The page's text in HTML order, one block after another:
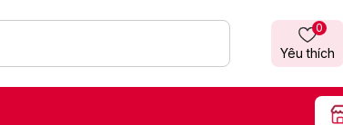
Yêu thích
0